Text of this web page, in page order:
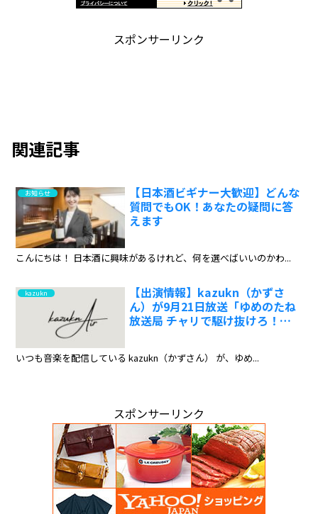
スポンサーリンク
関連記事
お知らせ
【日本酒ビギナー大歓迎】どんな
質問でもOK！あなたの疑問に答
えます
こんにちは！ 日本酒に興味があるけれど、何を選べばいいのかわ...
kazukn
【出演情報】kazukn（かずさ
ん）が9月21日放送「ゆめのたね
放送局 チャリで駆け抜けろ！」
いつも音楽を配信している kazukn（かずさん） が、ゆめ...
スポンサーリンク